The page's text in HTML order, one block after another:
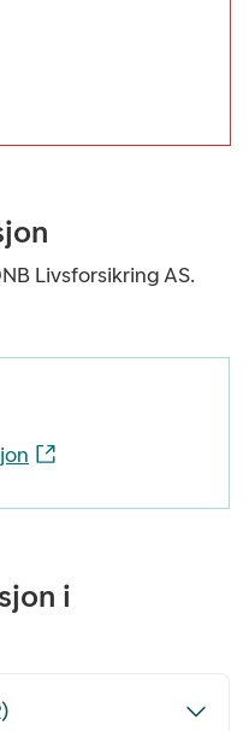
Livsforsikring AS.
i